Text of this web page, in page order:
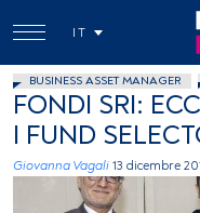
IT
BUSINESS ASSET MANAGER
FONDI SRI:
I FUND
Giovanna Vagali 13 dicembre